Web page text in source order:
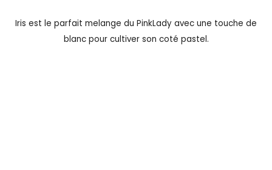
Iris est le parfait melange du PinkLady avec une touche de
blanc pour cultiver son coté pastel.